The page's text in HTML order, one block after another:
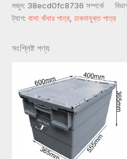
মজুদ: 38ecd0fc8736 সম্পর্কে
ট্যাগ: বাসা বাঁধার পাত্র ঢাকনাযুক্ত পাত্র
সংশ্লিষ্ট পণ্য